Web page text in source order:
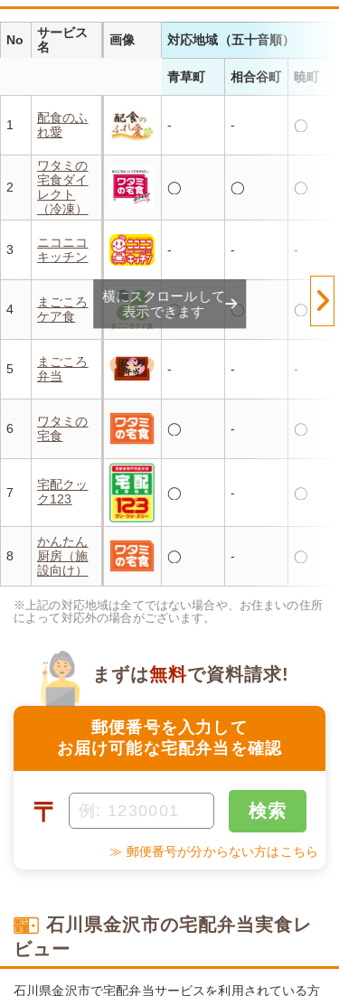
No
サービス
名
画像 対応地域（五十音順）
青草町 相合谷町 暁町
1
配食のふ
れ愛
- - ◯
2
ワタミの
宅食ダイ
レクト
（冷凍）
◯ ◯ ◯
3
ニコニコ
キッチン
- - -
4
まごころ
ケア食
◯ ◯ ◯
5
まごころ
弁当
- - -
6
ワタミの
宅食
◯ - ◯
7
宅配クッ
ク123
◯ - ◯
8
かんたん
厨房（施
設向け）
◯ - ◯
横にスクロールして
表示できます
※上記の対応地域は全てではない場合や、お住まいの住所
によって対応外の場合がございます。
郵便番号を入力して
お届け可能な宅配弁当を確認
まずは無料で資料請求!
〒 検索
≫ 郵便番号が分からない方はこちら
石川県金沢市の宅配弁当実食レ
ビュー
石川県金沢市で宅配弁当サービスを利用されている方